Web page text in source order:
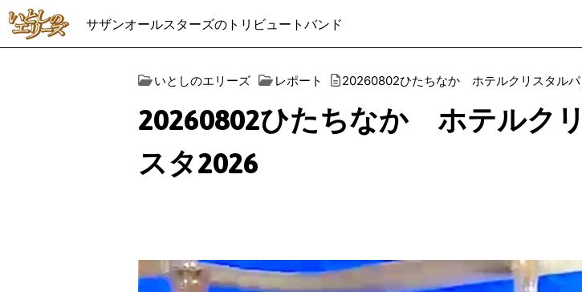
サザンオールスターズのトリビュートバンド
いとしのエリーズ レポート 20260802ひたちなか ホテルクリスタル
20260802ひたちなか ホテルク
スタ2026